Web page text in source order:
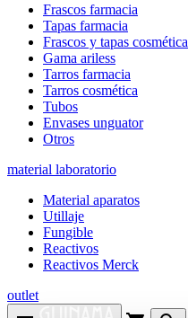
Frascos farmacia
Tapas farmacia
Frascos y tapas cosmética
Gama ariless
Tarros farmacia
Tarros cosmética
Tubos
Envases unguator
Otros
material laboratorio
Material aparatos
Utillaje
Fungible
Reactivos
Reactivos Merck
outlet